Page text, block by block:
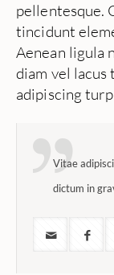
pellentesque.
tincidunt
Aenean ligula
diam vel
adipiscing
Vitae
dictum in